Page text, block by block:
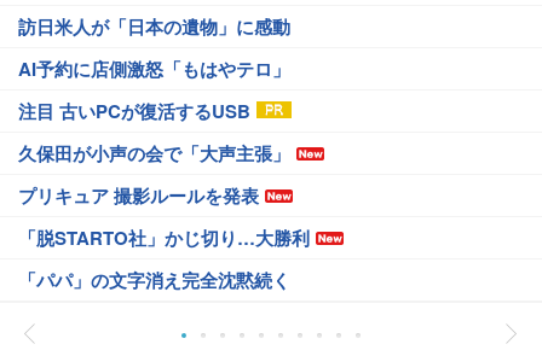
訪日米人が「日本の遺物」に感動
AI予約に店側激怒「もはやテロ」
注目 古いPCが復活するUSB
久保田が小声の会で「大声主張」
プリキュア 撮影ルールを発表
「脱STARTO社」かじ切り…大勝利
「パパ」の文字消え完全沈黙続く